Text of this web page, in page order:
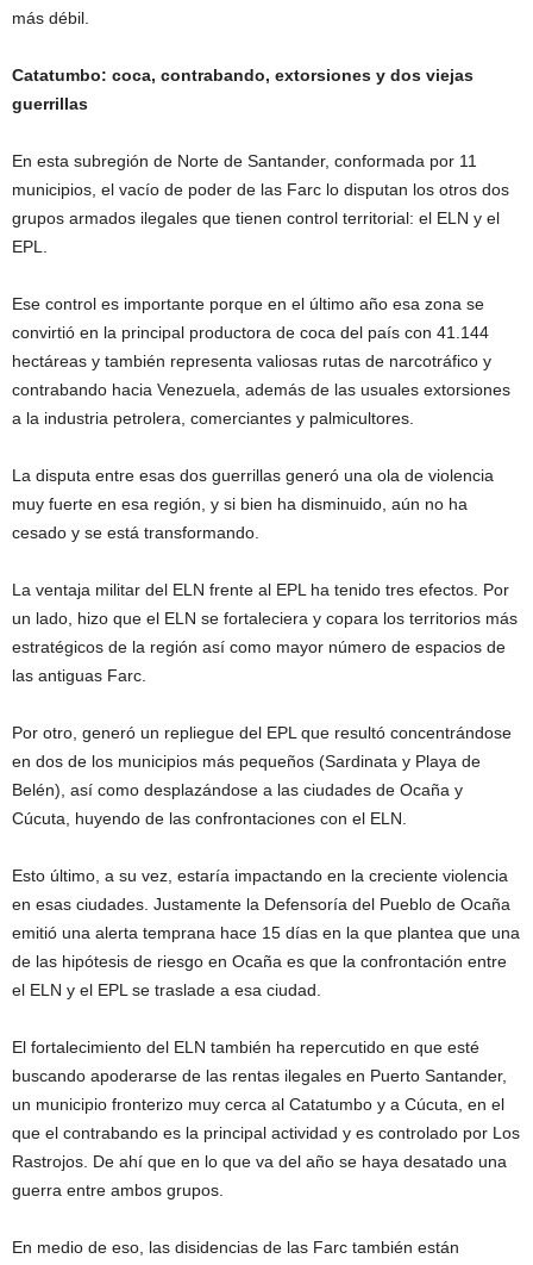
más débil.
Catatumbo: coca, contrabando, extorsiones y dos viejas
guerrillas
En esta subregión de Norte de Santander, conformada por 11
municipios, el vacío de poder de las Farc lo disputan los otros dos
grupos armados ilegales que tienen control territorial: el ELN y el
EPL.
Ese control es importante porque en el último año esa zona se
convirtió en la principal productora de coca del país con 41.144
hectáreas y también representa valiosas rutas de narcotráfico y
contrabando hacia Venezuela, además de las usuales extorsiones
a la industria petrolera, comerciantes y palmicultores.
La disputa entre esas dos guerrillas generó una ola de violencia
muy fuerte en esa región, y si bien ha disminuido, aún no ha
cesado y se está transformando.
La ventaja militar del ELN frente al EPL ha tenido tres efectos. Por
un lado, hizo que el ELN se fortaleciera y copara los territorios más
estratégicos de la región así como mayor número de espacios de
las antiguas Farc.
Por otro, generó un repliegue del EPL que resultó concentrándose
en dos de los municipios más pequeños (Sardinata y Playa de
Belén), así como desplazándose a las ciudades de Ocaña y
Cúcuta, huyendo de las confrontaciones con el ELN.
Esto último, a su vez, estaría impactando en la creciente violencia
en esas ciudades. Justamente la Defensoría del Pueblo de Ocaña
emitió una alerta temprana hace 15 días en la que plantea que una
de las hipótesis de riesgo en Ocaña es que la confrontación entre
el ELN y el EPL se traslade a esa ciudad.
El fortalecimiento del ELN también ha repercutido en que esté
buscando apoderarse de las rentas ilegales en Puerto Santander,
un municipio fronterizo muy cerca al Catatumbo y a Cúcuta, en el
que el contrabando es la principal actividad y es controlado por Los
Rastrojos. De ahí que en lo que va del año se haya desatado una
guerra entre ambos grupos.
En medio de eso, las disidencias de las Farc también están